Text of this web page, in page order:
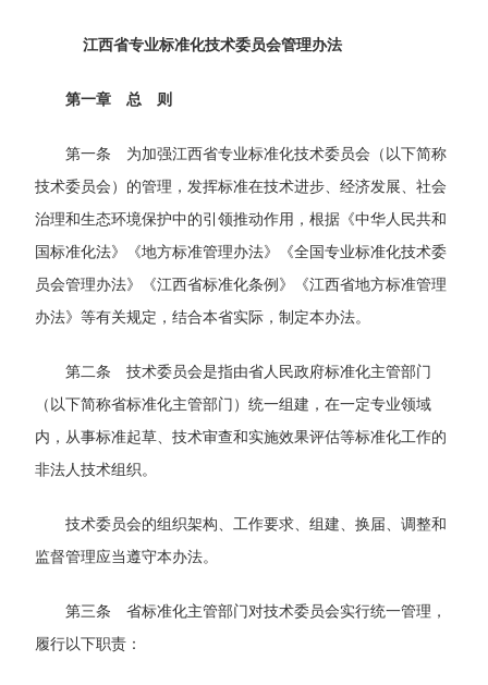
江西省专业标准化技术委员会管理办法
第一章 总 则
第一条 为加强江西省专业标准化技术委员会（以下简称
技术委员会）的管理，发挥标准在技术进步、经济发展、社会
治理和生态环境保护中的引领推动作用，根据《中华人民共和
国标准化法》《地方标准管理办法》《全国专业标准化技术委
员会管理办法》《江西省标准化条例》《江西省地方标准管理
办法》等有关规定，结合本省实际，制定本办法。
第二条 技术委员会是指由省人民政府标准化主管部门
（以下简称省标准化主管部门）统一组建，在一定专业领域
内，从事标准起草、技术审查和实施效果评估等标准化工作的
非法人技术组织。
技术委员会的组织架构、工作要求、组建、换届、调整和
监督管理应当遵守本办法。
第三条 省标准化主管部门对技术委员会实行统一管理，
履行以下职责：